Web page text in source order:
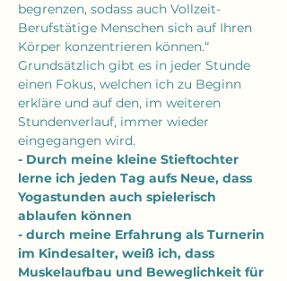
begrenzen, sodass auch Vollzeit-
Berufstätige Menschen sich auf Ihren
Körper konzentrieren können.“
Grundsätzlich gibt es in jeder Stunde
einen Fokus, welchen ich zu Beginn
erkläre und auf den, im weiteren
Stundenverlauf, immer wieder
eingegangen wird.
- Durch meine kleine Stieftochter
lerne ich jeden Tag aufs Neue, dass
Yogastunden auch spielerisch
ablaufen können
- durch meine Erfahrung als Turnerin
im Kindesalter, weiß ich, dass
Muskelaufbau und Beweglichkeit für